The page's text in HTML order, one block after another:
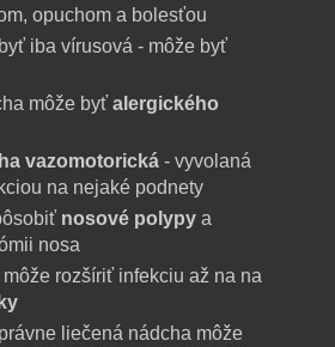
opuchom a bolesťou
iba vírusová - môže byť
môže byť alergického
vazomotorická - vyvolaná
na nejaké podnety
nosové polypy a
nosa
môže rozšíriť infekciu až na na
liečená nádcha môže